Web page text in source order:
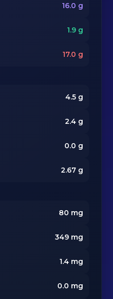
16.0 g
1.9g
17.0 g
4.5g
2.4g
0.0 g
2.67g
80 mg
349mg
1.4mg
0.0 mg